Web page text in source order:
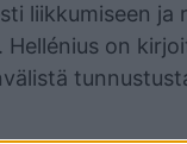
liikkumiseen ja
on